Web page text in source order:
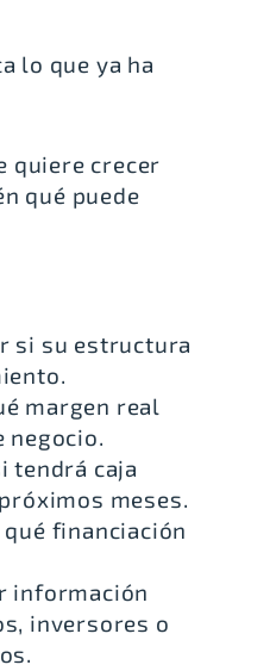
lo que ya ha
quiere crecer
qué puede
si su estructura
margen real
negocio.
tendrá caja
meses.
financiación
información
inversores o